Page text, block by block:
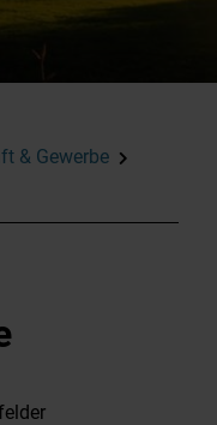
& Gewerbe